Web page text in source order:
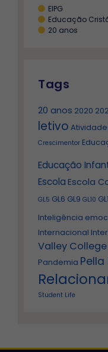
EIPG
Educação
20 anos
Tags
20 anos 2020
letivo
Crescimentor
Educação
Escola Escola
GL5 GL6 GL9 GL10
Inteligência
Internacional
Valley College
Pandemia
Student Life